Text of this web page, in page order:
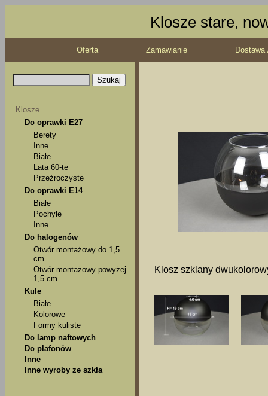
Klosze stare,
Oferta Zamawianie
Klosze
Do oprawki E27
Berety
Inne
Białe
Lata 60-te
Przeźroczyste
Do oprawki E14
Białe
Pochyłe
Inne
Do halogenów
Otwór montażowy do 1,5
cm
Otwór montażowy powyżej
1,5 cm
Kule
Białe
Kolorowe
Formy kuliste
Do lamp naftowych
Do plafonów
Inne
Inne wyroby ze szkła
Klosz szklany